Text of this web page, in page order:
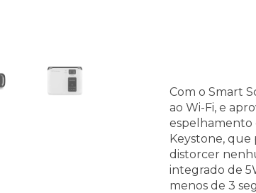
Com o Smart
ao Wi-Fi, e
espelhamento
Keystone, que
distorcer
integrado de
menos de 3